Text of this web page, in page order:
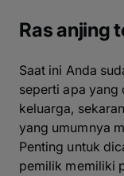
Ras anjing
Saat ini Anda
seperti apa yang
keluarga,
yang umumnya
Penting untuk
pemilik memiliki